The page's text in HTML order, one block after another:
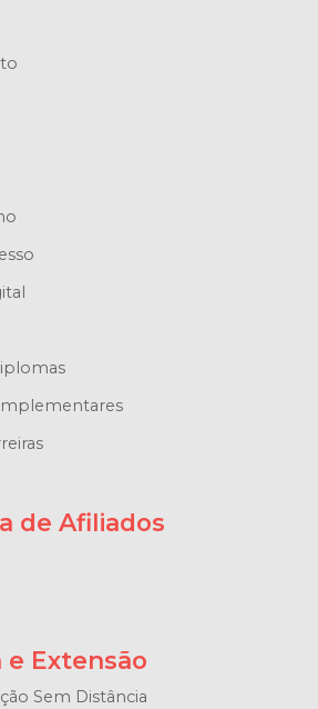
de Afiliados
e Extensão
Sem Distância